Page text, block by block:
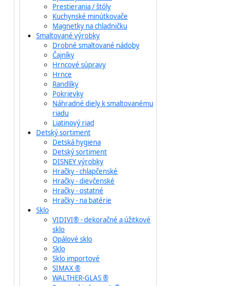
Prestierania / štóly
Kuchynské minútkovače
Magnetky na chladničku
Smaltované výrobky
Drobné smaltované nádoby
Čajníky
Hrncové súpravy
Hrnce
Randlíky
Pokrievky
Náhradné diely k smaltovanému
riadu
Liatinový riad
Detský sortiment
Detská hygiena
Detský sortiment
DISNEY výrobky
Hračky - chlapčenské
Hračky - dievčenské
Hračky - ostatné
Hračky - na batérie
Sklo
VIDIVI® - dekoračné a úžitkové
sklo
Opálové sklo
Sklo
Sklo importové
SIMAX ®
WALTHER-GLAS ®